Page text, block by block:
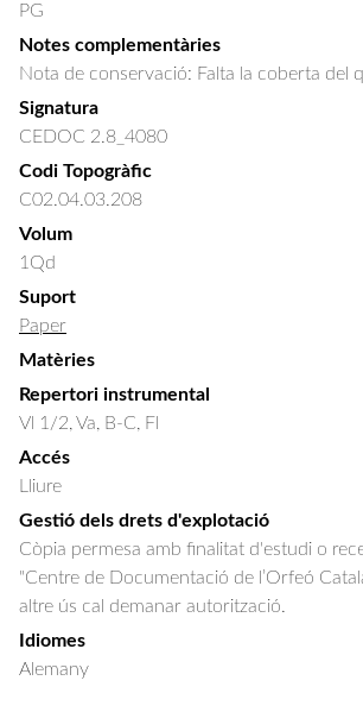
PG
Notes complementàries
Nota de conservació: Falta la coberta del
Signatura
CEDOC 2.8_4080
Codi Topogràfic
C02.04.03.208
Volum
1Qd
Suport
Paper
Matèries
Repertori instrumental
Vl 1/2, Va, B-C, Fl
Accés
Lliure
Gestió dels drets d'explotació
Còpia permesa amb finalitat d'estudi o
"Centre de Documentació de l’Orfeó
altre ús cal demanar autorització.
Idiomes
Alemany